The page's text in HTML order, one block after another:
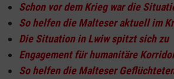
Schon vor dem Krieg war die
So helfen die Malteser aktuell im
Die Situation in Lwiw spitzt sich zu
Engagement für humanitäre
So helfen die Malteser